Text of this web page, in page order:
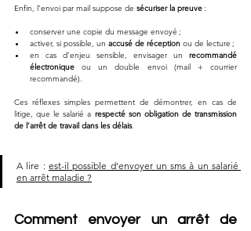
Enfin, l’envoi par mail suppose de sécuriser la preuve :
conserver une copie du message envoyé ;
activer, si possible, un accusé de réception ou de lecture ;
en cas d’enjeu sensible, envisager un recommandé
électronique ou un double envoi (mail + courrier
recommandé).
Ces réflexes simples permettent de démontrer, en cas de
litige, que le salarié a respecté son obligation de transmission
de l’arrêt de travail dans les délais.
A lire : est-il possible d'envoyer un sms à un salarié
en arrêt maladie ?
Comment envoyer un arrêt de